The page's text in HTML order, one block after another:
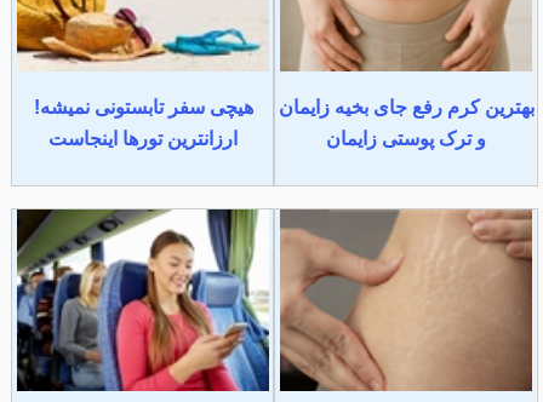
بهترین کرم رفع جای بخیه زایمان
و ترک پوستی زایمان
هیچی سفر تابستونی نمیشه!
ارزانترین تورها اینجاست